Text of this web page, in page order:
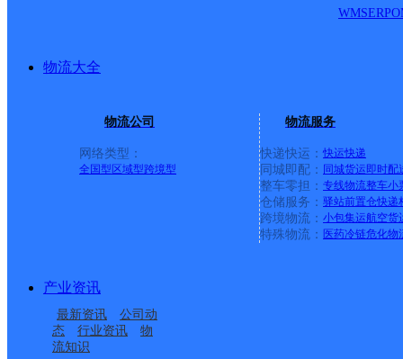
WMSERP
物流大全
物流公司
网络类型：
全国型 区域型跨境型
物流服务
快递快运： 快运快递
同城即配： 同城货运即时配
整车零担： 专线物流整车小
仓储服务： 驿站前置仓快递
跨境物流： 小包集运航空货
特殊物流： 医药冷链危化物
产业资讯
最新资讯
公司动
态
行业资讯
物
流知识
辽宁西丰公司
西丰县成平满族乡合作